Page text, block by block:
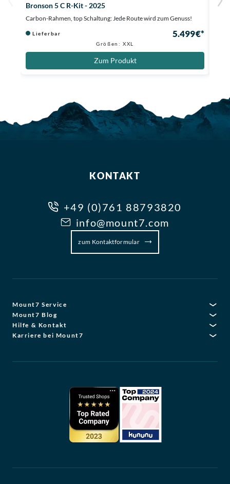
Bronson 5 C R-Kit - 2025
Carbon-Rahmen, top Schaltung: Jede Route wird zum Genuss!
Lieferbar 5.499 €*
Größen: XXL
Zum Produkt
KONTAKT
+49 (0)761 88793820
info@mount7.com
zum Kontaktformular
Mount7 Service
Mount7 Blog
Hilfe & Kontakt
Karriere bei Mount7